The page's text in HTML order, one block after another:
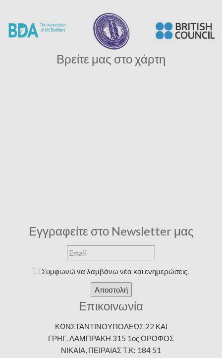
Βρείτε μας στο χάρτη
Εγγραφείτε στο Newsletter μας
Συμφωνώ να λαμβάνω νέα και ενημερώσεις.
Αποστολή
Επικοινωνία
ΚΩΝΣΤΑΝΤΙΝΟΥΠΟΛΕΩΣ 22 ΚΑΙ
ΓΡΗΓ. ΛΑΜΠΡΑΚΗ 315 1ος ΟΡΟΦΟΣ
ΝΙΚΑΙΑ, ΠΕΙΡΑΙΑΣ Τ.Κ: 184 51